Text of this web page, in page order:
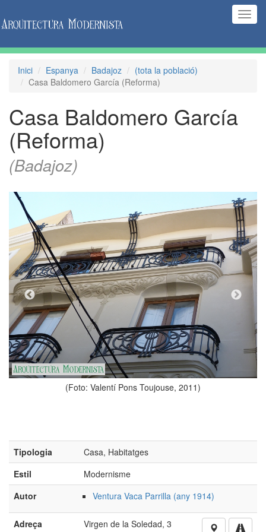
Inici Espanya Badajoz
(tota la població)
Casa Baldomero García (Reforma)
Casa Baldomero García
(Reforma)
(Badajoz)
(Foto: Valentí Pons
Tipologia
Casa, Habitatges
Estil
Modernisme
Autor
Ventura Vaca Parrilla (any 1914)
Adreça Virgen de la Soledad, 3